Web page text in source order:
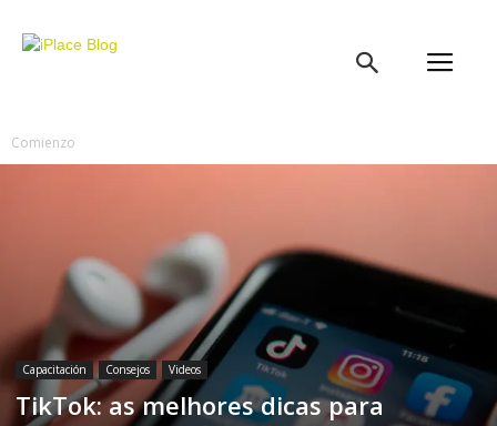
Comienzo
Capacitación Consejos Videos
TikTok: as melhores dicas para